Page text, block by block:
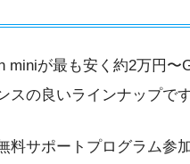
miniが最も安く約2万円
スの良いラインナップです
料サポートプログラム参